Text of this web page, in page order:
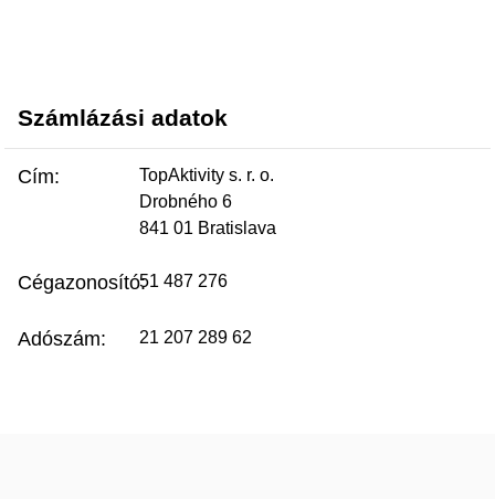
Számlázási adatok
Cím:
TopAktivity s. r. o.
Drobného 6
841 01 Bratislava
Cégazonosító:51 487 276
Adószám: 21 207 289 62